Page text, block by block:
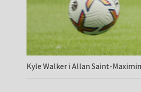
Kyle Walker i Allan Saint-